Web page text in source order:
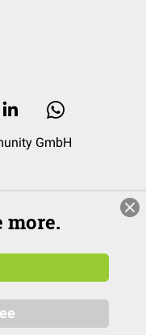
GmbH
more.